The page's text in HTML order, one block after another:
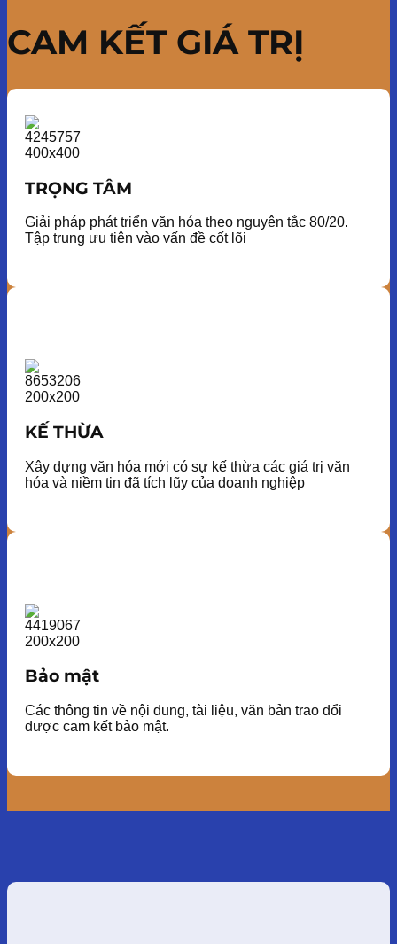
CAM KẾT GIÁ TRỊ
TRỌNG TÂM
Giải pháp phát triển văn hóa theo nguyên tắc 80/20.
Tập trung ưu tiên vào vấn đề cốt lõi
KẾ THỪA
Xây dựng văn hóa mới có sự kế thừa các giá trị văn
hóa và niềm tin đã tích lũy của doanh nghiệp
Bảo mật
Các thông tin về nội dung, tài liệu, văn bản trao đổi
được cam kết bảo mật.